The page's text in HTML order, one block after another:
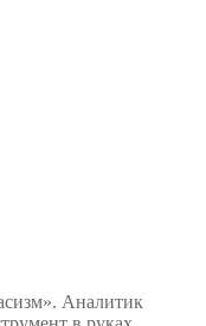
Аналитик